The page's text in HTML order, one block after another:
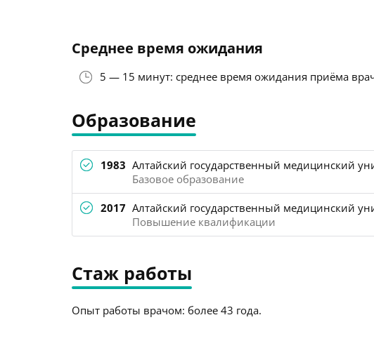
Среднее время ожидания
5 — 15 минут: среднее время ожидания приёма
Образование
1983 Алтайский государственный медицинский
Базовое образование
2017 Алтайский государственный медицинский
Повышение квалификации
Стаж работы
Опыт работы врачом: более 43 года.